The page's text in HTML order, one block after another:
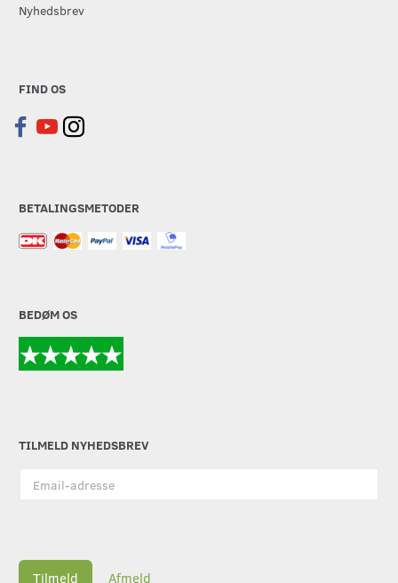
Nyhedsbrev
FIND OS
BETALINGSMETODER
BEDØM OS
TILMELD NYHEDSBREV
adresse
Tilmeld Afmeld